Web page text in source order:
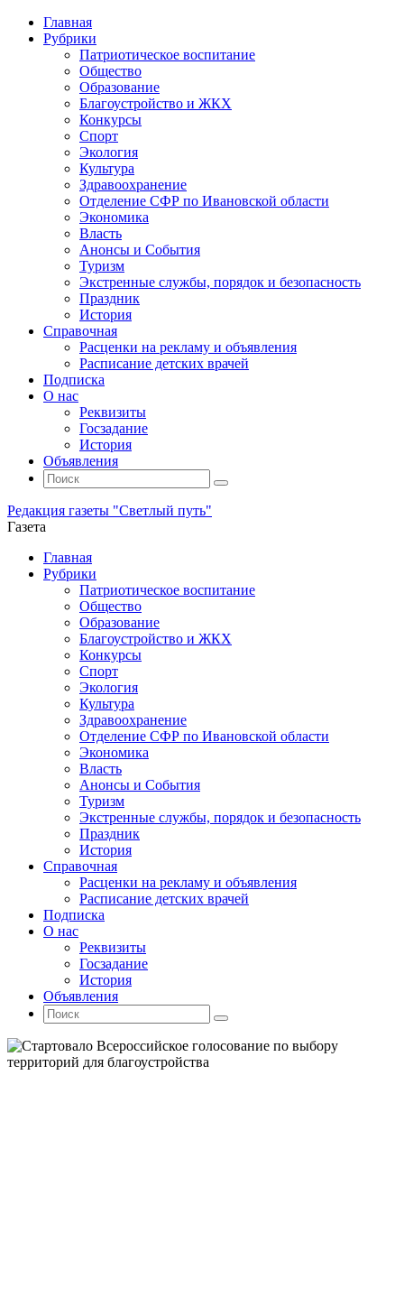
Главная
Рубрики
Патриотическое воспитание
Общество
Образование
Благоустройство и ЖКХ
Конкурсы
Спорт
Экология
Культура
Здравоохранение
Отделение СФР по Ивановской области
Экономика
Власть
Анонсы и События
Туризм
Экстренные службы, порядок и безопасность
Праздник
История
Справочная
Расценки на рекламу и объявления
Расписание детских врачей
Подписка
О нас
Реквизиты
Госзадание
История
Объявления
Поиск
Искать:
Поиск
Редакция газеты "Светлый путь"
Газета
Промотать
содержимому
Главная
Рубрики
Патриотическое воспитание
Общество
Образование
Благоустройство и ЖКХ
Конкурсы
Спорт
Экология
Культура
Здравоохранение
Отделение СФР по Ивановской области
Экономика
Власть
Анонсы и События
Туризм
Экстренные службы, порядок и безопасность
Праздник
История
Справочная
Расценки на рекламу и объявления
Расписание детских врачей
Подписка
О нас
Реквизиты
Госзадание
История
Объявления
Поиск
Искать:
Поиск